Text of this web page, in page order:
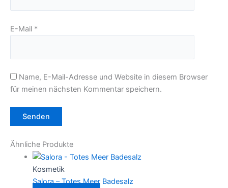
E-Mail *
Name, E-Mail-Adresse und Website in diesem Browser
für meinen nächsten Kommentar speichern.
Ähnliche Produkte
Kosmetik
Salora – Totes Meer Badesalz